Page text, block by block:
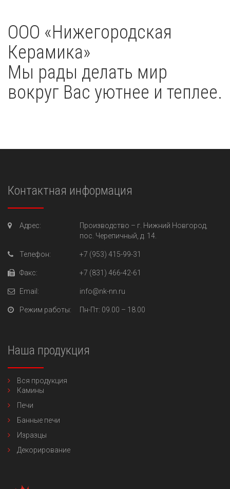
OOO «Нижегородская
Керамика»
Мы рады делать мир
вокруг Вас уютнее и теплее.
Контактная информация
Адрес: Производство – г. Нижний Новгород,
пос. Черепичный, д. 14.
Телефон: +7 (953) 415-99-31
Факс: +7 (831) 466-42-61
Email: info@nk-nn.ru
Режим работы: Пн-Пт: 09.00 – 18.00
Наша продукция
Вся продукция
Камины
Печи
Банные печи
Изразцы
Декорирование